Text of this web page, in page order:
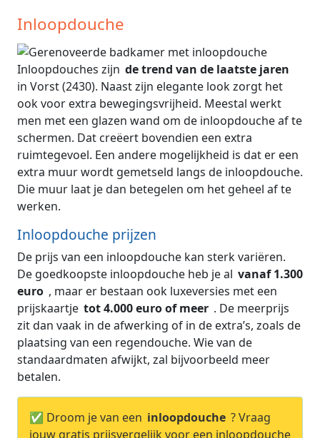
Inloopdouche
Inloopdouches zijn de trend van de laatste jaren
in Vorst (2430). Naast zijn elegante look zorgt het
ook voor extra bewegingsvrijheid. Meestal werkt
men met een glazen wand om de inloopdouche af te
schermen. Dat creëert bovendien een extra
ruimtegevoel. Een andere mogelijkheid is dat er een
extra muur wordt gemetseld langs de inloopdouche.
Die muur laat je dan betegelen om het geheel af te
werken.
Inloopdouche prijzen
De prijs van een inloopdouche kan sterk variëren.
De goedkoopste inloopdouche heb je al vanaf 1.300
euro , maar er bestaan ook luxeversies met een
prijskaartje tot 4.000 euro of meer . De meerprijs
zit dan vaak in de afwerking of in de extra’s, zoals de
plaatsing van een regendouche. Wie van de
standaardmaten afwijkt, zal bijvoorbeeld meer
betalen.
✅ Droom je van een inloopdouche ? Vraag
jouw gratis prijsvergelijk voor een inloopdouche